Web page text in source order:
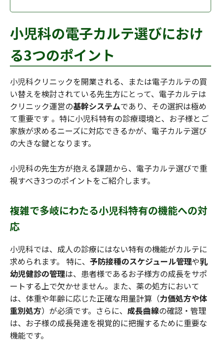
小児科の電子カルテ選びにおけ
る3つのポイント
小児科クリニックを開業される、または電子カルテの買
い替えを検討されている先生方にとって、電子カルテは
クリニック運営の基幹システムであり、その選択は極め
て重要です 。特に小児科特有の診療環境と、お子様とご
家族が求めるニーズに対応できるかが、電子カルテ選び
の大きな鍵となります。
小児科の先生方が抱える課題から、電子カルテ選びで重
視すべき3つのポイントをご紹介します。
複雑で多岐にわたる小児科特有の機能への対
応
小児科では、成人の診療にはない特有の機能がカルテに
求められます。 特に、 予防接種のスケジュール管理や乳
幼児健診の管理は、患者様であるお子様方の成長をサポ
ートする上で欠かせません。また、薬の処方において
は、体重や年齢に応じた正確な用量計算（力価処方や体
重別処方）が必須です。さらに、 成長曲線の確認・管理
は、お子様の成長発達を視覚的に把握するために重要な
機能です。